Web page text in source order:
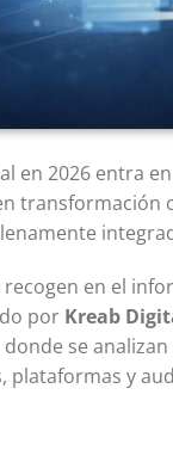
en 2026 entra
transformación
en el
por Kreab
donde se
plataformas y